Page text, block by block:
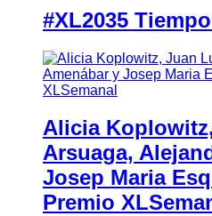
#XL2035
Alicia
Arsuaga,
Josep Maria
Premio